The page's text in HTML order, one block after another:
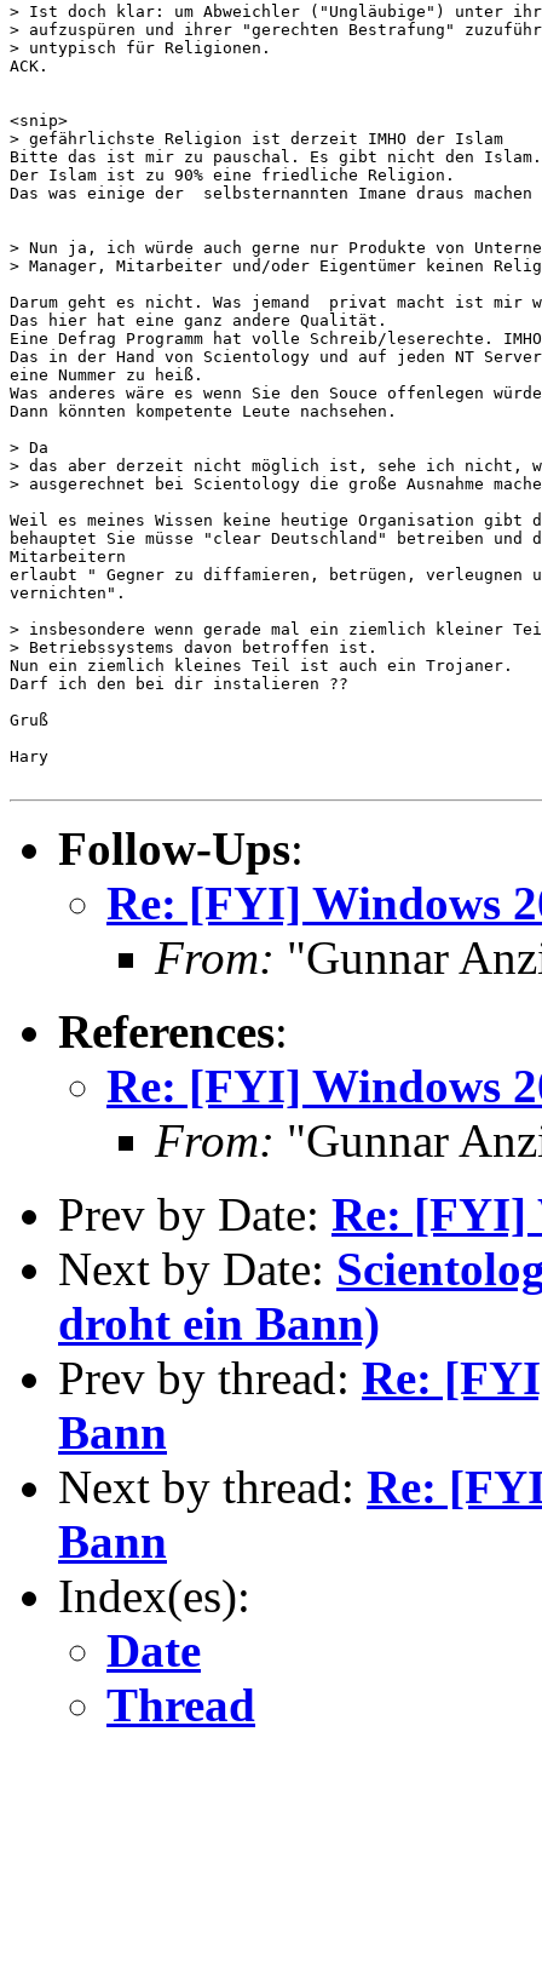
> Ist doch klar: um Abweichler ("Ungläubige") unter
> aufzuspüren und ihrer "gerechten Bestrafung"
> untypisch für Religionen.
ACK.
<snip>
> gefährlichste Religion ist derzeit IMHO der Islam
Bitte das ist mir zu pauschal. Es gibt nicht den
Der Islam ist zu 90% eine friedliche Religion.
Das was einige der  selbsternannten Imane draus
> Nun ja, ich würde auch gerne nur Produkte von
> Manager, Mitarbeiter und/oder Eigentümer keinen
Darum geht es nicht. Was jemand  privat macht ist mir
Das hier hat eine ganz andere Qualität.
Eine Defrag Programm hat volle Schreib/leserechte.
Das in der Hand von Scientology und auf jeden NT
eine Nummer zu heiß.
Was anderes wäre es wenn Sie den Souce offenlegen
Dann könnten kompetente Leute nachsehen.
> Da
> das aber derzeit nicht möglich ist, sehe ich nicht,
> ausgerechnet bei Scientology die große Ausnahme
Weil es meines Wissen keine heutige Organisation
behauptet Sie müsse "clear Deutschland" betreiben und
Mitarbeitern
erlaubt " Gegner zu diffamieren, betrügen, verleugnen
vernichten".
> insbesondere wenn gerade mal ein ziemlich kleiner
> Betriebssystems davon betroffen ist.
Nun ein ziemlich kleines Teil ist auch ein Trojaner.
Darf ich den bei dir instalieren ??
Gruß
Hary
Follow-Ups:
Re: [FYI] Windows
From: "Gunnar
References:
Re: [FYI] Windows
From: "Gunnar
Prev by Date: Re: [FYI]
Next by Date:
droht ein Bann)
Prev by thread: Re:
Bann
Next by thread: Re:
Bann
Index(es):
Date
Thread